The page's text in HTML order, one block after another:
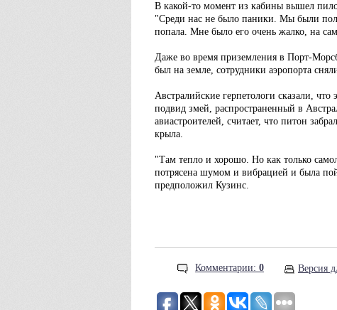
В какой-то момент из кабины вышел
"Среди нас не было паники. Мы были
попала. Мне было его очень жалко, на
Даже во время приземления в Порт-
был на земле, сотрудники аэропорта
Австралийские герпетологи сказали,
подвид змей, распространенный в
авиастроителей, считает, что питон
крыла.
"Там тепло и хорошо. Но как только
потрясена шумом и вибрацией и была
предположил Кузинс.
Комментарии: 0 Версия